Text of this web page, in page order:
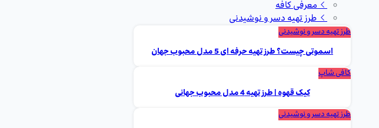
معرفی کافه
طرز تهیه دسر و نوشیدنی
طرز تهیه دسر و نوشیدنی
اسموتی چیست؟ طرز تهیه حرفه ای 5 مدل محبوب جهان
کافی شاپ
کیک قهوه | طرز تهیه 4 مدل محبوب جهانی
طرز تهیه دسر و نوشیدنی